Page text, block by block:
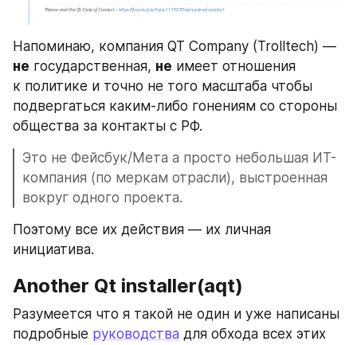
не государственная, не имеет отношения
к политике и точно не того масштаба чтобы
подвергаться каким-либо гонениям со стороны
общества за контакты с РФ.
Это не Фейсбук/Мета а просто небольшая ИТ-
компания (по меркам отрасли), выстроенная
вокруг одного проекта.
Поэтому все их действия — их личная
инициатива.
Another Qt installer(aqt)
Разумеется что я такой не один и уже написаны
подробные руководства для обхода всех этих